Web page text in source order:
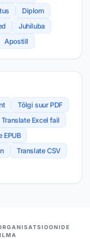
Diplom
Juhiluba
Apostill
Tõlgi suur PDF
Translate Excel fail
EPUB
Translate CSV